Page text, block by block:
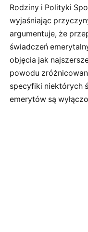
Rodziny i Polityki
wyjaśniając
argumentuje, że
świadczeń
objęcia jak
powodu
specyfiki niektórych
emerytów są